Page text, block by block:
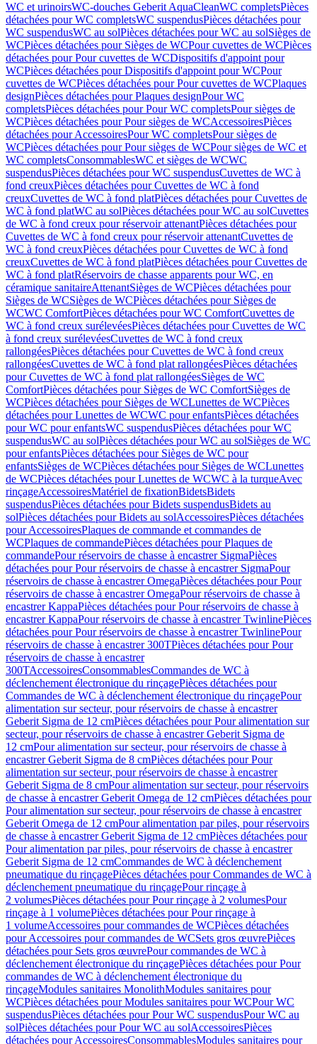
WC et urinoirsWC-douches Geberit AquaCleanWC completsPièces
détachées pour WC completsWC suspendusPièces détachées pour
WC suspendusWC au solPièces détachées pour WC au solSièges de
WCPièces détachées pour Sièges de WCPour cuvettes de WCPièces
détachées pour Pour cuvettes de WCDispositifs d'appoint pour
WCPièces détachées pour Dispositifs d'appoint pour WCPour
cuvettes de WCPièces détachées pour Pour cuvettes de WCPlaques
designPièces détachées pour Plaques designPour WC
completsPièces détachées pour Pour WC completsPour sièges de
WCPièces détachées pour Pour sièges de WCAccessoiresPièces
détachées pour AccessoiresPour WC completsPour sièges de
WCPièces détachées pour Pour sièges de WCPour sièges de WC et
WC completsConsommablesWC et sièges de WCWC
suspendusPièces détachées pour WC suspendusCuvettes de WC à
fond creuxPièces détachées pour Cuvettes de WC à fond
creuxCuvettes de WC à fond platPièces détachées pour Cuvettes de
WC à fond platWC au solPièces détachées pour WC au solCuvettes
de WC à fond creux pour réservoir attenantPièces détachées pour
Cuvettes de WC à fond creux pour réservoir attenantCuvettes de
WC à fond creuxPièces détachées pour Cuvettes de WC à fond
creuxCuvettes de WC à fond platPièces détachées pour Cuvettes de
WC à fond platRéservoirs de chasse apparents pour WC, en
céramique sanitaireAttenantSièges de WCPièces détachées pour
Sièges de WCSièges de WCPièces détachées pour Sièges de
WCWC ComfortPièces détachées pour WC ComfortCuvettes de
WC à fond creux surélevéesPièces détachées pour Cuvettes de WC
à fond creux surélevéesCuvettes de WC à fond creux
rallongéesPièces détachées pour Cuvettes de WC à fond creux
rallongéesCuvettes de WC à fond plat rallongéesPièces détachées
pour Cuvettes de WC à fond plat rallongéesSièges de WC
ComfortPièces détachées pour Sièges de WC ComfortSièges de
WCPièces détachées pour Sièges de WCLunettes de WCPièces
détachées pour Lunettes de WCWC pour enfantsPièces détachées
pour WC pour enfantsWC suspendusPièces détachées pour WC
suspendusWC au solPièces détachées pour WC au solSièges de WC
pour enfantsPièces détachées pour Sièges de WC pour
enfantsSièges de WCPièces détachées pour Sièges de WCLunettes
de WCPièces détachées pour Lunettes de WCWC à la turqueAvec
rinçageAccessoiresMatériel de fixationBidetsBidets
suspendusPièces détachées pour Bidets suspendusBidets au
solPièces détachées pour Bidets au solAccessoiresPièces détachées
pour AccessoiresPlaques de commande et commandes de
WCPlaques de commandePièces détachées pour Plaques de
commandePour réservoirs de chasse à encastrer SigmaPièces
détachées pour Pour réservoirs de chasse à encastrer SigmaPour
réservoirs de chasse à encastrer OmegaPièces détachées pour Pour
réservoirs de chasse à encastrer OmegaPour réservoirs de chasse à
encastrer KappaPièces détachées pour Pour réservoirs de chasse à
encastrer KappaPour réservoirs de chasse à encastrer TwinlinePièces
détachées pour Pour réservoirs de chasse à encastrer TwinlinePour
réservoirs de chasse à encastrer 300TPièces détachées pour Pour
réservoirs de chasse à encastrer
300TAccessoiresConsommablesCommandes de WC à
déclenchement électronique du rinçagePièces détachées pour
Commandes de WC à déclenchement électronique du rinçagePour
alimentation sur secteur, pour réservoirs de chasse à encastrer
Geberit Sigma de 12 cmPièces détachées pour Pour alimentation sur
secteur, pour réservoirs de chasse à encastrer Geberit Sigma de
12 cmPour alimentation sur secteur, pour réservoirs de chasse à
encastrer Geberit Sigma de 8 cmPièces détachées pour Pour
alimentation sur secteur, pour réservoirs de chasse à encastrer
Geberit Sigma de 8 cmPour alimentation sur secteur, pour réservoirs
de chasse à encastrer Geberit Omega de 12 cmPièces détachées pour
Pour alimentation sur secteur, pour réservoirs de chasse à encastrer
Geberit Omega de 12 cmPour alimentation par piles, pour réservoirs
de chasse à encastrer Geberit Sigma de 12 cmPièces détachées pour
Pour alimentation par piles, pour réservoirs de chasse à encastrer
Geberit Sigma de 12 cmCommandes de WC à déclenchement
pneumatique du rinçagePièces détachées pour Commandes de WC à
déclenchement pneumatique du rinçagePour rinçage à
2 volumesPièces détachées pour Pour rinçage à 2 volumesPour
rinçage à 1 volumePièces détachées pour Pour rinçage à
1 volumeAccessoires pour commandes de WCPièces détachées
pour Accessoires pour commandes de WCSets gros œuvrePièces
détachées pour Sets gros œuvrePour commandes de WC à
déclenchement électronique du rinçagePièces détachées pour Pour
commandes de WC à déclenchement électronique du
rinçageModules sanitaires MonolithModules sanitaires pour
WCPièces détachées pour Modules sanitaires pour WCPour WC
suspendusPièces détachées pour Pour WC suspendusPour WC au
solPièces détachées pour Pour WC au solAccessoiresPièces
détachées pour AccessoiresConsommablesModules sanitaires pour